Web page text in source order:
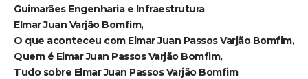
Guimarães Engenharia e Infraestrutura
Elmar Juan Varjão Bomfim
O que aconteceu com Elmar Juan Passos Varjão Bomfim
Quem é Elmar Juan Passos Varjão Bomfim
Tudo sobre Elmar Juan Passos Varjão Bomfim